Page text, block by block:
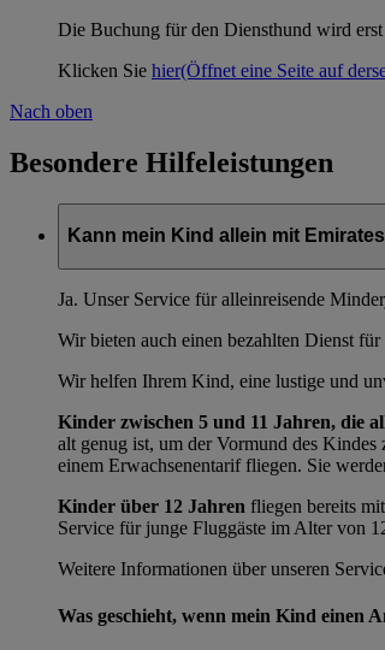
Die Buchung für den Diensthund wird
Klicken Sie hier(Öffnet eine Seite auf
Nach oben
Besondere Hilfeleistungen
Kann mein Kind allein mit
Ja. Unser Service für alleinreisende
Wir bieten auch einen bezahlten Dienst
Wir helfen Ihrem Kind, eine lustige und
Kinder zwischen 5 und 11 Jahren, die
alt genug ist, um der Vormund des Kindes
einem Erwachsenentarif fliegen. Sie
Kinder über 12 Jahren fliegen bereits
Service für junge Fluggäste im Alter von
Weitere Informationen über unseren
Was geschieht, wenn mein Kind einen